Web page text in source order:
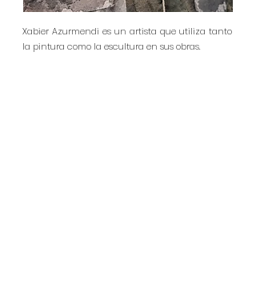
Xabier Azurmendi es un artista que utiliza tanto
la pintura como la escultura en sus obras.